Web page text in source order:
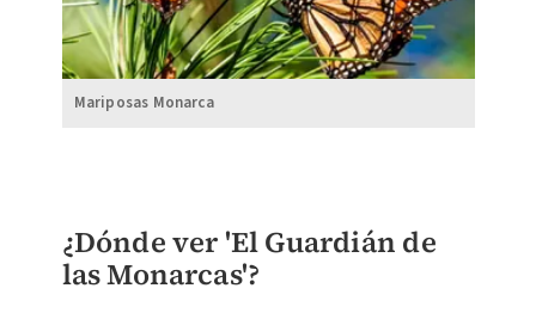
Mariposas Monarca
¿Dónde ver 'El Guardián de
las Monarcas'?